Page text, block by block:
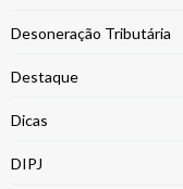
Desoneração Tributária
Destaque
Dicas
DIPJ